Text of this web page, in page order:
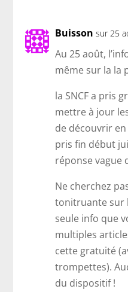
Buisson sur 25
Au 25 août,
même sur la la
la SNCF a pris
mettre à jour
de découvrir
pris fin début
réponse vague
Ne cherchez
tonitruante sur
seule info que
multiples
cette gratuité
trompettes).
du dispositif !